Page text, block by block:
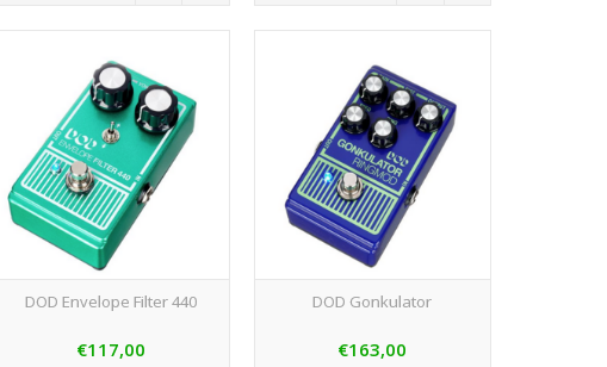
DOD Envelope Filter 440
€117,00
DOD Gonkulator
€163,00